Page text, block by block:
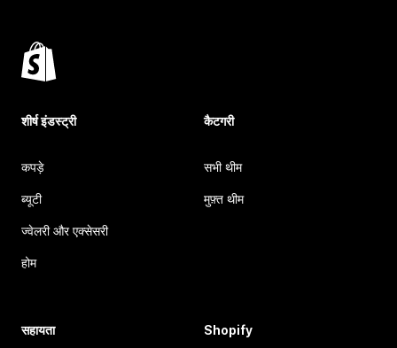
शीर्ष इंडस्ट्री
कपड़े
ब्यूटी
ज्वेलरी और एक्सेसरी
होम
कैटगरी
सभी थीम
मुफ़्त थीम
सहायता Shopify